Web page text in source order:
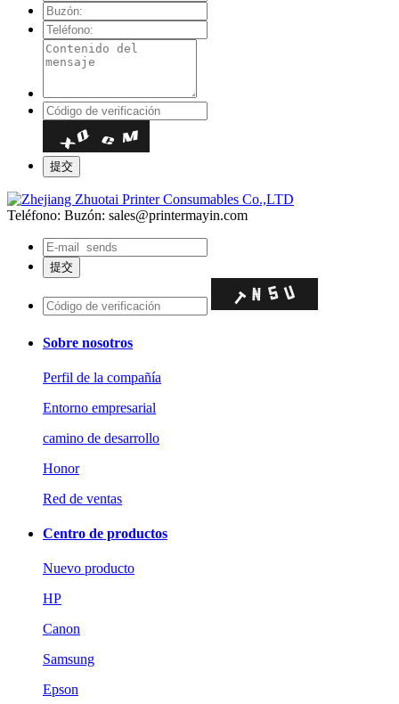
Teléfono: Buzón: sales@printermayin.com
Sobre nosotros
Perfil de la compañía
Entorno empresarial
camino de desarrollo
Honor
Red de ventas
Centro de productos
Nuevo producto
HP
Canon
Samsung
Epson